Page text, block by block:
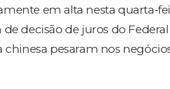
em alta nesta quarta-
decisão de juros do Federal
pesaram nos